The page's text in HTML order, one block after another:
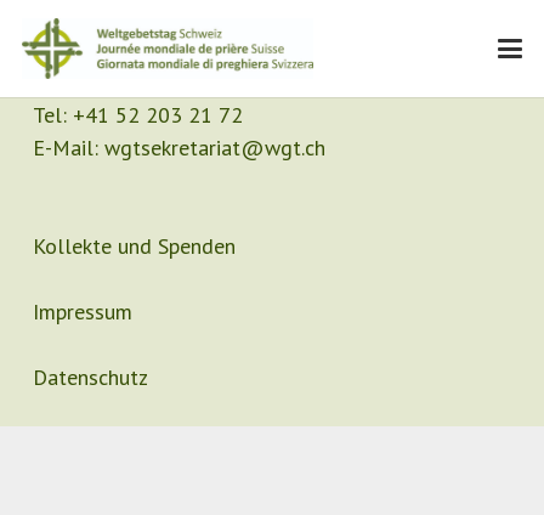
Kontakt
Sekretariat
Tel: +41 52 203 21 72
E-Mail: wgtsekretariat@wgt.ch
Kollekte und Spenden
Impressum
Datenschutz